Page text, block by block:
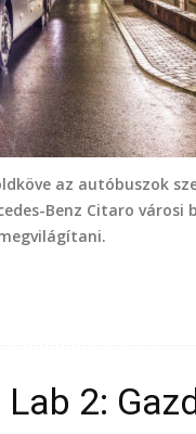
az autóbuszok
Benz Citaro városi
2: